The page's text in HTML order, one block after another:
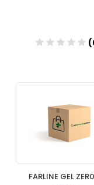
FARLINE GEL